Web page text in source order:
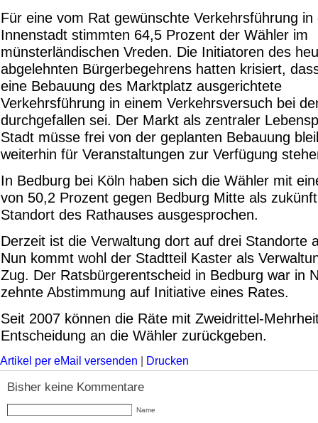
Für eine vom Rat gewünschte Verkehrsführung in
Innenstadt stimmten 64,5 Prozent der Wähler im
münsterländischen Vreden. Die Initiatoren des
abgelehnten Bürgerbegehrens hatten krisiert,
eine Bebauung des Marktplatz ausgerichtete
Verkehrsführung in einem Verkehrsversuch bei
durchgefallen sei. Der Markt als zentraler
Stadt müsse frei von der geplanten Bebauung
weiterhin für Veranstaltungen zur Verfügung
In Bedburg bei Köln haben sich die Wähler mit
von 50,2 Prozent gegen Bedburg Mitte als
Standort des Rathauses ausgesprochen.
Derzeit ist die Verwaltung dort auf drei Standorte
Nun kommt wohl der Stadtteil Kaster als
Zug. Der Ratsbürgerentscheid in Bedburg war in
zehnte Abstimmung auf Initiative eines Rates.
Seit 2007 können die Räte mit Zweidrittel-
Entscheidung an die Wähler zurückgeben.
Artikel per eMail versenden Drucken
Bisher keine Kommentare
Name